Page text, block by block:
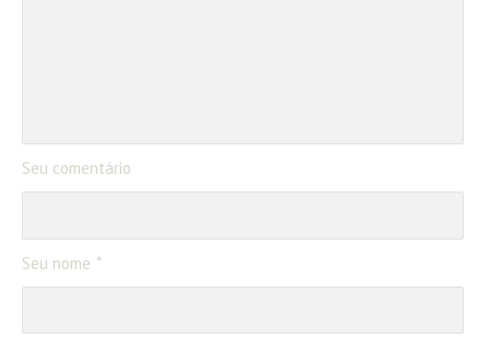
Seu comentário
Seu nome